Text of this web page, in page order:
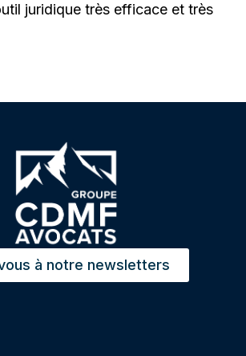
juridique très efficace et très
à notre newsletters